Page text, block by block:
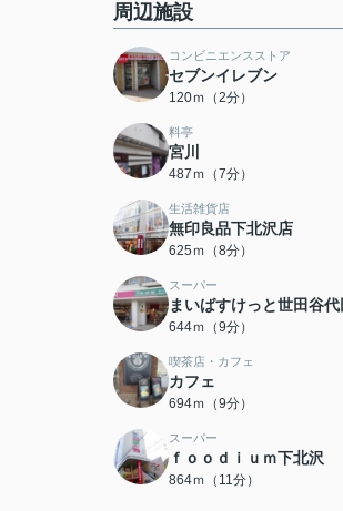
周辺施設
コンビニエンスストア
セブンイレブン
120ｍ（2分）
料亭
宮川
487ｍ（7分）
生活雑貨店
無印良品下北沢店
625ｍ（8分）
スーパー
まいばすけっと世田谷
644ｍ（9分）
喫茶店・カフェ
カフェ
694ｍ（9分）
スーパー
ｆｏｏｄｉｕｍ下北沢
864ｍ（11分）